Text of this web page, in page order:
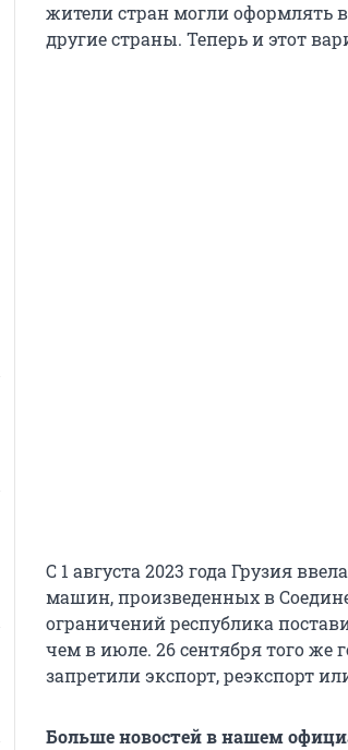
жители стран могли оформлять
другие страны. Теперь и этот
С 1 августа 2023 года Грузия
машин, произведенных в
ограничений республика
чем в июле. 26 сентября того же
запретили экспорт, реэкспорт
Больше новостей в нашем